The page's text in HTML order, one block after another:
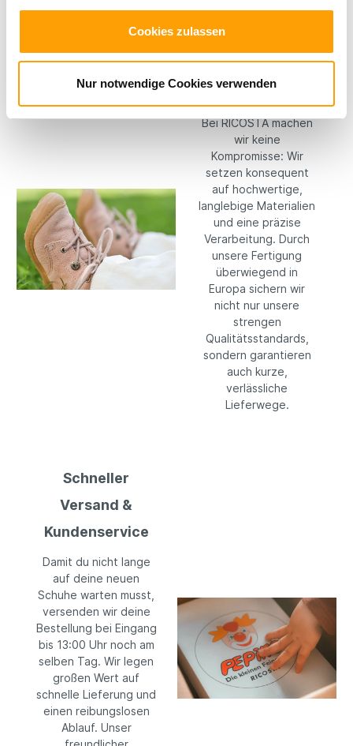
Cookies zulassen
Nur notwendige Cookies verwenden
Hochwertige
Materialien
Bei RICOSTA machen
wir keine
Kompromisse: Wir
setzen konsequent
auf hochwertige,
langlebige Materialien
und eine präzise
Verarbeitung. Durch
unsere Fertigung
überwiegend in
Europa sichern wir
nicht nur unsere
strengen
Qualitätsstandards,
sondern garantieren
auch kurze,
verlässliche
Lieferwege.
Schneller
Versand &
Kundenservice
Damit du nicht lange
auf deine neuen
Schuhe warten musst,
versenden wir deine
Bestellung bei Eingang
bis 13:00 Uhr noch am
selben Tag. Wir legen
großen Wert auf
schnelle Lieferung und
einen reibungslosen
Ablauf. Unser